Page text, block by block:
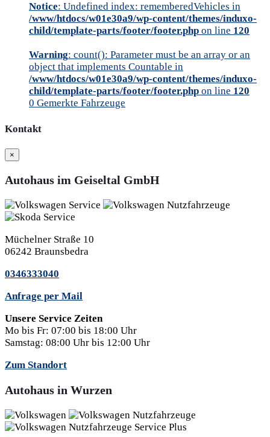
Notice: Undefined index: rememberedVehicles in
/www/htdocs/w01e30a9/wp-content/themes/induxo-
child/template-parts/footer/footer.php on line 120
Warning: count(): Parameter must be an array or an
object that implements Countable in
/www/htdocs/w01e30a9/wp-content/themes/induxo-
child/template-parts/footer/footer.php on line 120
0 Gemerkte Fahrzeuge
Kontakt
×
Autohaus im Geiseltal GmbH
Müchelner Straße 10
06242 Braunsbedra
0346333040
Anfrage per Mail
Unsere Service Zeiten
Mo bis Fr: 07:00 bis 18:00 Uhr
Samstag: 08:00 Uhr bis 12:00 Uhr
Zum Standort
Autohaus in Wurzen